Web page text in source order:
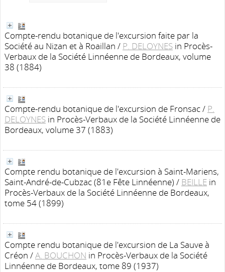
Compte-rendu botanique de l'excursion faite par la
Société au Nizan et à Roaillan / P. DELOYNES in Procès-
Verbaux de la Société Linnéenne de Bordeaux, volume
38 (1884)
Compte-rendu botanique de l'excursion de Fronsac/ P.
DELOYNES in Procès-Verbaux de la Société Linnéenne de
Bordeaux, volume 37 (1883)
Compte rendu botanique de l'excursion à Saint-Mariens,
Saint-André-de-Cubzac (81e Fête Linnéenne) / BEILLE in
Procès-Verbaux de la Société Linnéenne de Bordeaux,
tome 54 (1899)
Compte rendu botanique de l'excursion de La Sauve à
Créon /A. BOUCHON in Procès-Verbaux de la Société
Linnéenne de Bordeaux, tome 89 (1937)